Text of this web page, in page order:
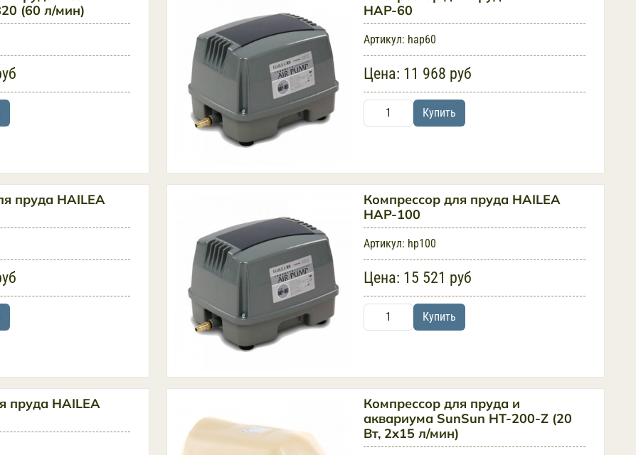
(60 л/мин)
HAP-60
Артикул: hap60
Цена: 11 968 руб
Купить
пруда HAILEA
Компрессор для пруда HAILEA
HAP-100
Артикул: hp100
Цена: 15 521 руб
Купить
пруда HAILEA
Компрессор для пруда и
аквариума SunSun HT-200-Z (20
Вт, 2х15 л/мин)